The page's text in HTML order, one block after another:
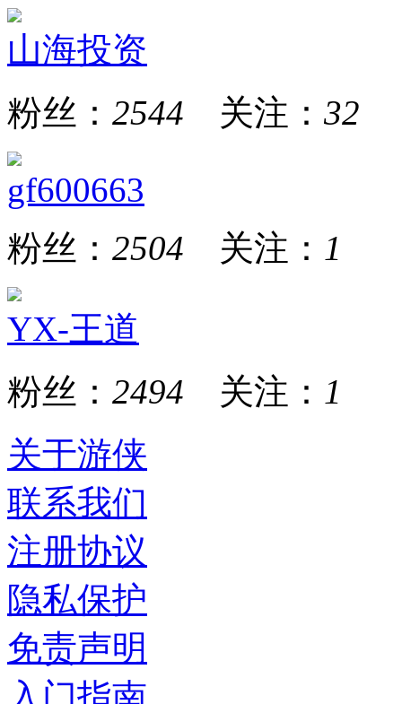
山海投资
粉丝： 2544 关注： 32
gf600663
粉丝： 2504 关注： 1
YX-王道
粉丝： 2494 关注： 1
关于游侠
联系我们
注册协议
隐私保护
免责声明
入门指南